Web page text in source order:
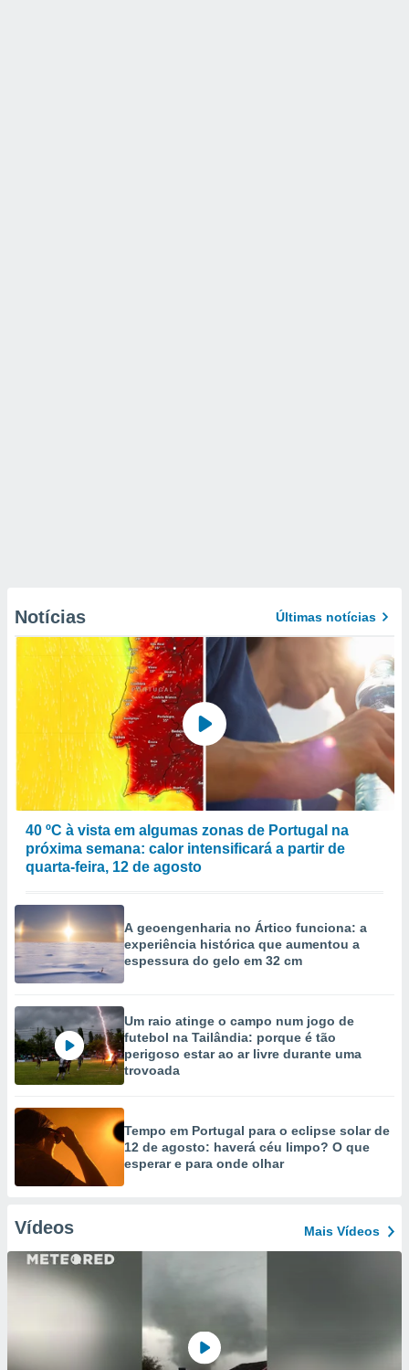
Notícias Últimas notícias
40 ºC à vista em algumas zonas de Portugal na
próxima semana: calor intensificará a partir de
quarta-feira, 12 de agosto
A geoengenharia no Ártico funciona: a
experiência histórica que aumentou a
espessura do gelo em 32 cm
Um raio atinge o campo num jogo de
futebol na Tailândia: porque é tão
perigoso estar ao ar livre durante uma
trovoada
Tempo em Portugal para o eclipse solar de
12 de agosto: haverá céu limpo? O que
esperar e para onde olhar
Vídeos Mais Vídeos